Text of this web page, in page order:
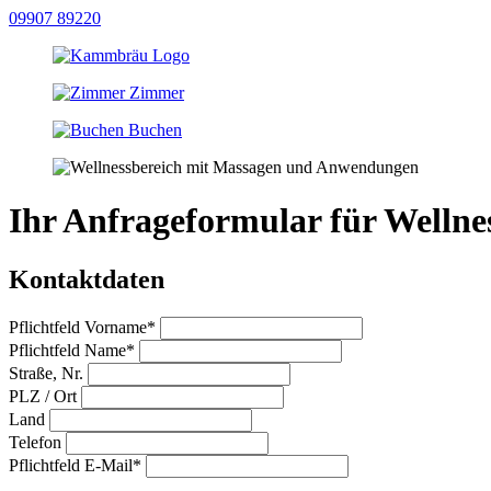
09907 89220
Zimmer
Buchen
Ihr Anfrageformular für
Kontaktdaten
Pflichtfeld Vorname*
Pflichtfeld Name*
Straße, Nr.
PLZ / Ort
Land
Telefon
Pflichtfeld E-Mail*